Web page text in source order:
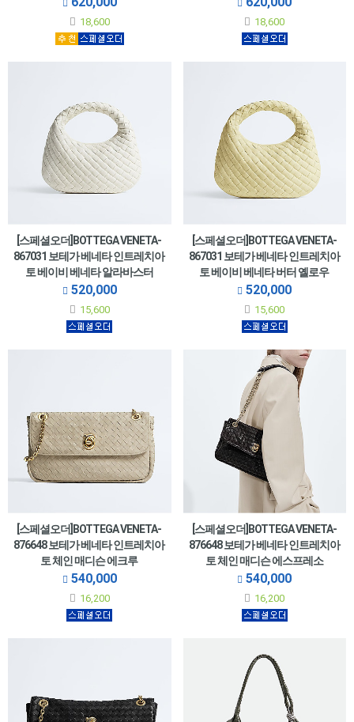
18,600 18,600
[스페셜오더]BOTTEGA VENETA-
867031 보테가 베네타 인트레치아
토 베이비 베네타 알라바스터
520,000
15,600
[스페셜오더]BOTTEGA VENETA-
867031 보테가 베네타 인트레치아
토 베이비 베네타 버터 옐로우
520,000
15,600
[스페셜오더]BOTTEGA VENETA-
876648 보테가 베네타 인트레치아
토 체인 매디슨 에크루
540,000
16,200
[스페셜오더]BOTTEGA VENETA-
876648 보테가 베네타 인트레치아
토 체인 매디슨 에스프레소
540,000
16,200